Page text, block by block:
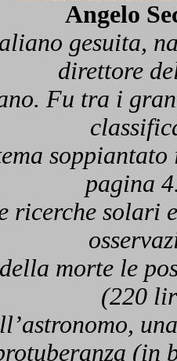
Angelo
gesuita,
direttore
Fu tra i
pagina
ricerche solari
morte le
(220
(in